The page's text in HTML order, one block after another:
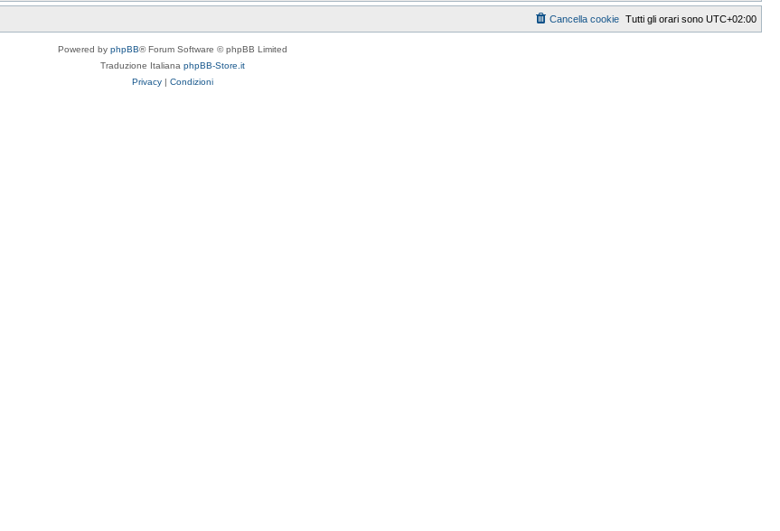
Tutti gli orari sono UTC+02:00
Cancella cookie
Powered by phpBB® Forum Software © phpBB Limited
Traduzione Italiana phpBB-Store.it
Privacy | Condizioni